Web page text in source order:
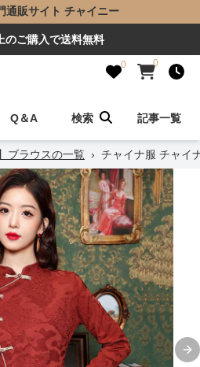
通販サイト チャイニー
のご購入で送料無料
0 0
Q＆A 検索 記事一覧
ブラウスの一覧 › チャイナ服 チャイ